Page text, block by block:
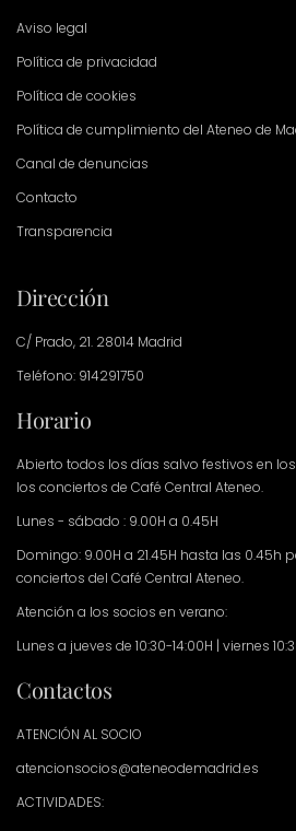
Aviso legal
Política de privacidad
Política de cookies
Política de cumplimiento del Ateneo de
Canal de denuncias
Contacto
Transparencia
Dirección
C/ Prado, 21. 28014 Madrid
Teléfono: 914291750
Horario
Abierto todos los días salvo festivos en
los conciertos de Café Central Ateneo.
Lunes - sábado : 9.00H a 0.45H
Domingo: 9.00H a 21.45H hasta las 0.45h
conciertos del Café Central Ateneo.
Atención a los socios en verano:
Lunes a jueves de 10:30-14:00H | viernes
Contactos
ATENCIÓN AL SOCIO
atencionsocios@ateneodemadrid.es
ACTIVIDADES: